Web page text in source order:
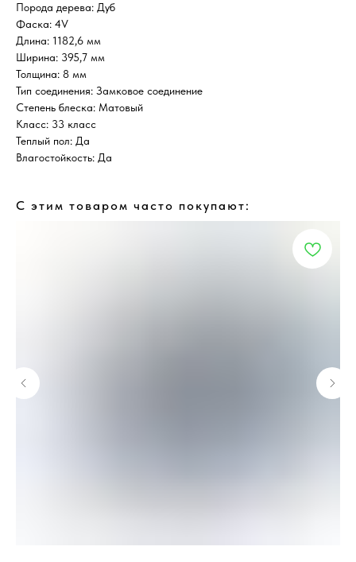
Порода дерева: Дуб
Фаска: 4V
Длина: 1182,6 мм
Ширина: 395,7 мм
Толщина: 8 мм
Тип соединения: Замковое соединение
Степень блеска: Матовый
Класс: 33 класс
Теплый пол: Да
Влагостойкость: Да
С этим товаром часто покупают: